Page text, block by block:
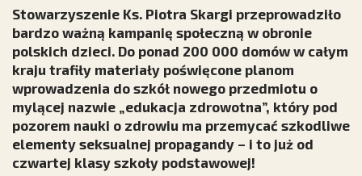
Stowarzyszenie Ks. Piotra Skargi przeprowadziło
bardzo ważną kampanię społeczną w obronie
polskich dzieci. Do ponad 200 000 domów w całym
kraju trafiły materiały poświęcone planom
wprowadzenia do szkół nowego przedmiotu o
mylącej nazwie „edukacja zdrowotna”, który pod
pozorem nauki o zdrowiu ma przemycać szkodliwe
elementy seksualnej propagandy – i to już od
czwartej klasy szkoły podstawowej!